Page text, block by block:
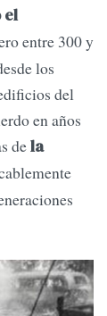
el
entre 300 y
los
del
en años
dela